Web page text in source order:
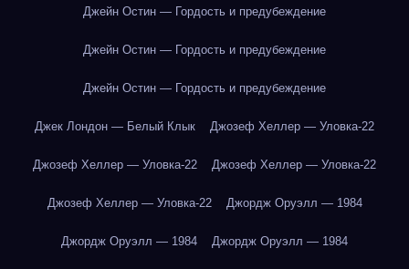
Джейн Остин — Гордость и предубеждение
Джейн Остин — Гордость и предубеждение
Джейн Остин — Гордость и предубеждение
Джек Лондон — Белый Клык Джозеф Хеллер — Уловка-22
Джозеф Хеллер — Уловка-22 Джозеф Хеллер — Уловка-22
Джозеф Хеллер — Уловка-22 Джордж Оруэлл — 1984
Джордж Оруэлл — 1984 Джордж Оруэлл — 1984